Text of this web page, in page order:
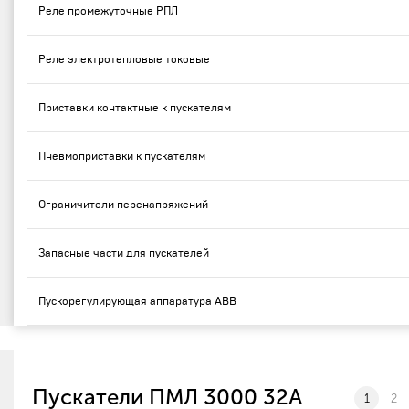
Реле промежуточные РПЛ
Реле электротепловые токовые
Приставки контактные к пускателям
Пневмоприставки к пускателям
Ограничители перенапряжений
Запасные части для пускателей
Пускорегулирующая аппаратура ABB
1 2
Пускатели ПМЛ 3000 32А